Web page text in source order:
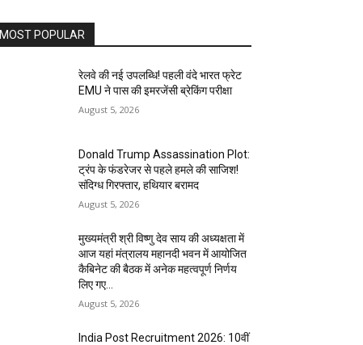
MOST POPULAR
रेलवे की नई उपलब्धि! पहली वंदे भारत फ्रेट
EMU ने पास की इमरजेंसी ब्रेकिंग परीक्षा
August 5, 2026
Donald Trump Assassination Plot:
ट्रंप के फंडरेजर से पहले हमले की साजिश!
संदिग्ध गिरफ्तार, हथियार बरामद
August 5, 2026
मुख्यमंत्री श्री विष्णु देव साय की अध्यक्षता में
आज यहां मंत्रालय महानदी भवन में आयोजित
कैबिनेट की बैठक में अनेक महत्वपूर्ण निर्णय
लिए गए...
August 5, 2026
India Post Recruitment 2026: 10वीं